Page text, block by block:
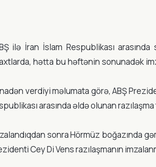
ilə İran İslam Respublikası
hətta bu həftənin sonunadək
verdiyi məlumata görə, ABŞ
arasında əldə olunan
sonra Hörmüz boğazında
Cey Di Vens razılaşmanın